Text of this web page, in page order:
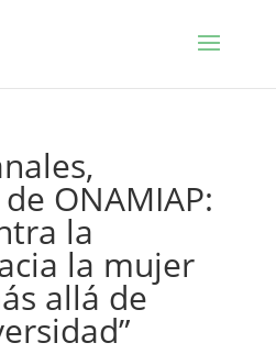
ONAMIAP:
la
la mujer
allá de